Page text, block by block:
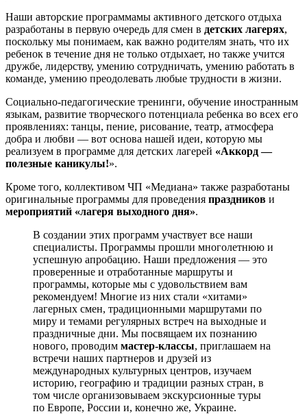
Наши авторские программамы активного детского отдыха
разработаны в первую очередь для смен в детских лагерях,
поскольку мы понимаем, как важно родителям знать, что их
ребенок в течение дня не только отдыхает, но также учится
дружбе, лидерству, умению сотрудничать, умению работать в
команде, умению преодолевать любые трудности в жизни.
Социально-педагогические тренинги, обучение иностранным
языкам, развитие творческого потенциала ребенка во всех его
проявлениях: танцы, пение, рисование, театр, атмосфера
добра и любви — вот основа нашей идеи, которую мы
реализуем в программе для детских лагерей «Аккорд —
полезные каникулы!».
Кроме того, коллективом ЧП «Медиана» также разработаны
оригинальные программы для проведения праздников и
мероприятий «лагеря выходного дня».
В создании этих программ участвует все наши
специалисты. Программы прошли многолетнюю и
успешную апробацию. Наши предложения — это
проверенные и отработанные маршруты и
программы, которые мы с удовольствием вам
рекомендуем! Многие из них стали «хитами»
лагерных смен, традиционными маршрутами по
миру и темами регулярных встреч на выходные и
праздничные дни. Мы посвящаем их познанию
нового, проводим мастер-классы, приглашаем на
встречи наших партнеров и друзей из
международных культурных центров, изучаем
историю, географию и традиции разных стран, в
том числе организовываем экскурсионные туры
по Европе, России и, конечно же, Украине.